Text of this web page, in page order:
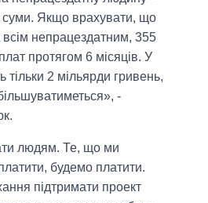
суми. Якщо врахувати, що
всім непрацездатним, 355
протягом 6 місяців. У
тільки 2 мільярди гривень,
-
людям. Те, що ми
будемо платити.
підтримати проект